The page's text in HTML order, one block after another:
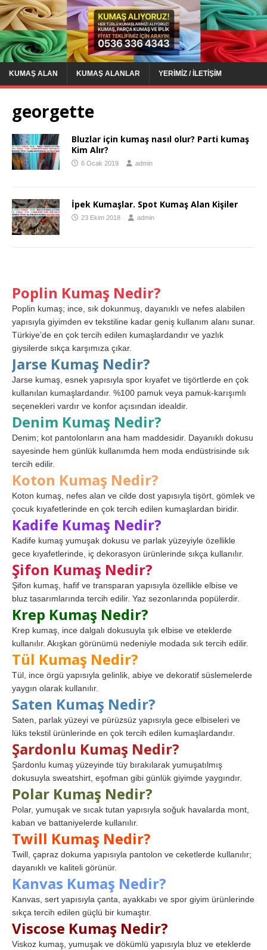
KUMAŞ ALAN KUMAŞ ALANLAR YERIMIZ / İLETIŞIM
georgette
Bluzlar için kumaş nasıl olur? Parti kumaş
Kim Alır?
6 Ocak 2019 admin
İpek Kumaşlar. Spot Kumaş Alan Kişiler
23 Ekim 2018 admin
Poplin Kumaş Nedir?
Poplin kumaş; ince, sık dokunmuş, dayanıklı ve nefes alabilen
yapısıyla giyimden ev tekstiline kadar geniş kullanım alanı sunar.
Türkiye’de en çok tercih edilen kumaşlardandır ve yazlık
giysilerde sıkça karşımıza çıkar.
Jarse Kumaş Nedir?
Jarse kumaş, esnek yapısıyla spor kıyafet ve tişörtlerde en çok
kullanılan kumaşlardandır. %100 pamuk veya pamuk-karışımlı
seçenekleri vardır ve konfor açısından idealdir.
Denim Kumaş Nedir?
Denim; kot pantolonların ana ham maddesidir. Dayanıklı dokusu
sayesinde hem günlük kullanımda hem moda endüstrisinde sık
tercih edilir.
Koton Kumaş Nedir?
Koton kumaş, nefes alan ve cilde dost yapısıyla tişört, gömlek ve
çocuk kıyafetlerinde en çok tercih edilen kumaşlardan biridir.
Kadife Kumaş Nedir?
Kadife kumaş yumuşak dokusu ve parlak yüzeyiyle özellikle
gece kıyafetlerinde, iç dekorasyon ürünlerinde sıkça kullanılır.
Şifon Kumaş Nedir?
Şifon kumaş, hafif ve transparan yapısıyla özellikle elbise ve
bluz tasarımlarında tercih edilir. Yaz sezonlarında popülerdir.
Krep Kumaş Nedir?
Krep kumaş, ince dalgalı dokusuyla şık elbise ve eteklerde
kullanılır. Akışkan görünümü nedeniyle modada sık tercih edilir.
Tül Kumaş Nedir?
Tül, ince örgü yapısıyla gelinlik, abiye ve dekoratif süslemelerde
yaygın olarak kullanılır.
Saten Kumaş Nedir?
Saten, parlak yüzeyi ve pürüzsüz yapısıyla gece elbiseleri ve
lüks tekstil ürünlerinde en çok tercih edilen kumaşlardandır.
Şardonlu Kumaş Nedir?
Şardonlu kumaş yüzeyinde tüy bırakılarak yumuşatılmış
dokusuyla sweatshirt, eşofman gibi günlük giyimde yaygındır.
Polar Kumaş Nedir?
Polar, yumuşak ve sıcak tutan yapısıyla soğuk havalarda mont,
kaban ve battaniyelerde kullanılır.
Twill Kumaş Nedir?
Twill, çapraz dokuma yapısıyla pantolon ve ceketlerde kullanılır;
dayanıklı ve kaliteli görünür.
Kanvas Kumaş Nedir?
Kanvas, sert yapısıyla çanta, ayakkabı ve spor giyim ürünlerinde
sıkça tercih edilen güçlü bir kumaştır.
Viscose Kumaş Nedir?
Viskoz kumaş, yumuşak ve dökümlü yapısıyla bluz ve eteklerde